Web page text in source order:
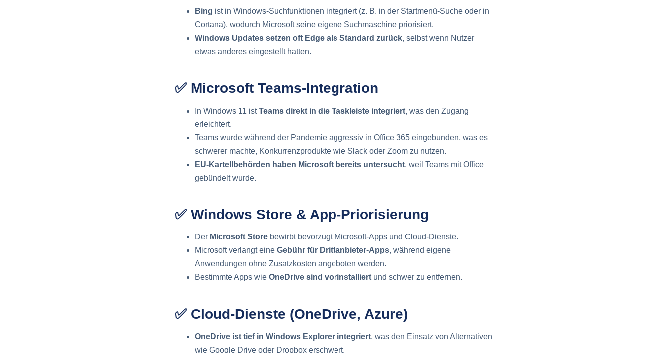
Bing ist in Windows-Suchfunktionen integriert (z. B. in der Startmenü-Suche oder in
Cortana), wodurch Microsoft seine eigene Suchmaschine priorisiert.
Windows Updates setzen oft Edge als Standard zurück, selbst wenn Nutzer
etwas anderes eingestellt hatten.
✅ Microsoft Teams-Integration
In Windows 11 istTeams direkt in die Taskleiste integriert, was den Zugang
erleichtert.
Teams wurde während der Pandemie aggressiv in Office 365 eingebunden, was es
schwerer machte, Konkurrenzprodukte wie Slack oder Zoom zu nutzen.
EU-Kartellbehörden haben Microsoft bereits untersucht, weil Teams mit Office
gebündelt wurde.
✅ Windows Store & App-Priorisierung
Der Microsoft Store bewirbt bevorzugt Microsoft-Apps und Cloud-Dienste.
Microsoft verlangt eine Gebühr für Drittanbieter-Apps, während eigene
Anwendungen ohne Zusatzkosten angeboten werden.
Bestimmte Apps wie OneDrive sind vorinstalliert und schwer zu entfernen.
✅ Cloud-Dienste (OneDrive, Azure)
OneDrive ist tief in Windows Explorer integriert, was den Einsatz von Alternativen
wie Google Drive oder Dropbox erschwert.